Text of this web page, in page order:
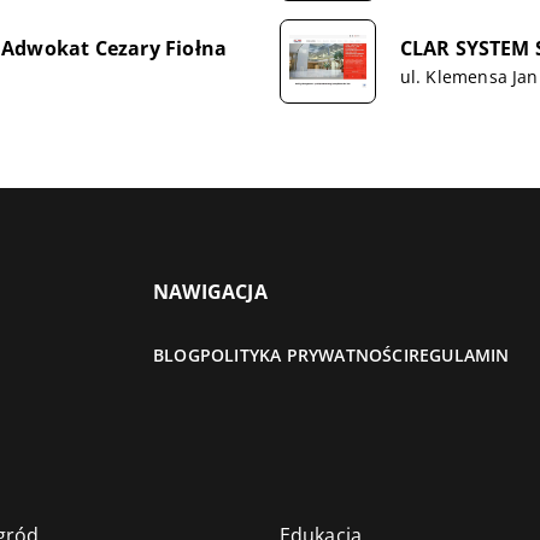
Cezary Fiołna CLAR SYSTEM
ul. Klemensa
NAWIGACJA
BLOGPOLITYKA PRYWATNOŚCIREGULAMIN